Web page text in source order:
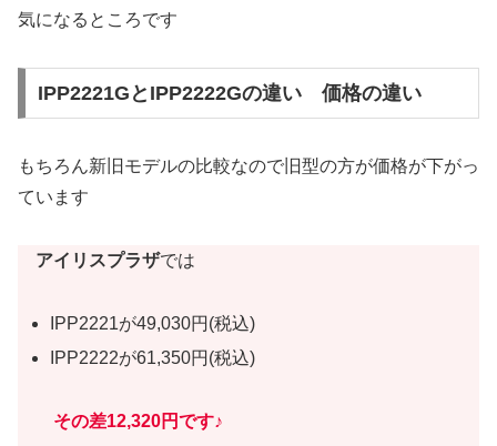
気になるところです
IPP2221GとIPP2222Gの違い 価格の違い
もちろん新旧モデルの比較なので旧型の方が価格が下がっ
ています
アイリスプラザでは
IPP2221が49,030円(税込)
IPP2222が61,350円(税込)
その差12,320円です♪